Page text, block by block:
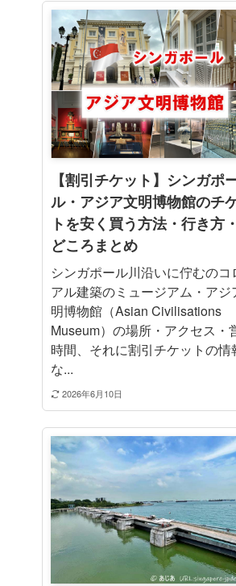
【割引チケット】シンガポ
ル・アジア文明博物館のチ
トを安く買う方法・行き方
どころまとめ
シンガポール川沿いに佇むのコ
アル建築のミュージアム・アジ
明博物館（Asian Civilisations
Museum）の場所・アクセス・
時間、それに割引チケットの情
な...
2026年6月10日